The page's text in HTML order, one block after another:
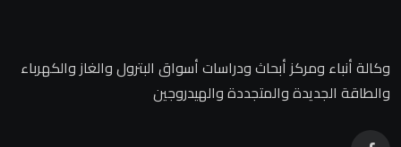
وكالة أنباء ومركز أبحاث ودراسات أسواق البترول والغاز والكهرباء
والطاقة الجديدة والمتجددة والهيدروجين